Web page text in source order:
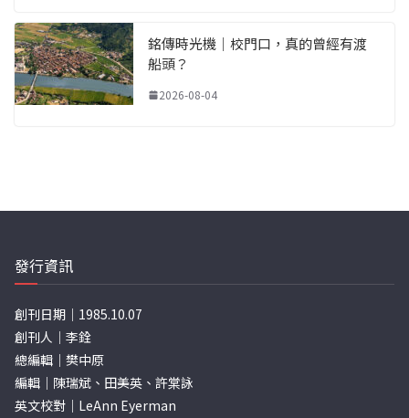
銘傳時光機｜校門口，真的曾經有渡
船頭？
2026-08-04
發行資訊
創刊日期｜1985.10.07
創刊人｜李銓
總編輯｜樊中原
編輯｜陳瑞斌、田美英、許棠詠
英文校對｜LeAnn Eyerman